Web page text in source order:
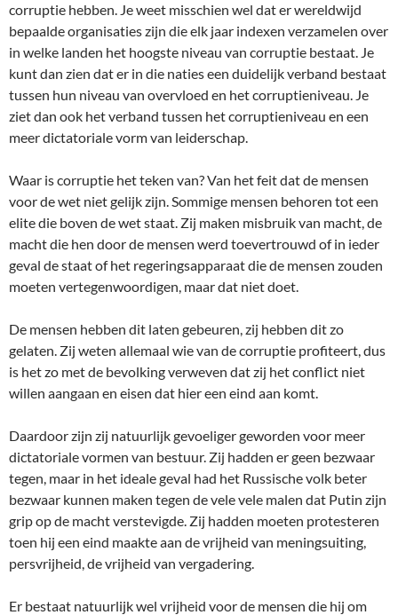
corruptie hebben. Je weet misschien wel dat er wereldwijd
bepaalde organisaties zijn die elk jaar indexen verzamelen over
in welke landen het hoogste niveau van corruptie bestaat. Je
kunt dan zien dat er in die naties een duidelijk verband bestaat
tussen hun niveau van overvloed en het corruptieniveau. Je
ziet dan ook het verband tussen het corruptieniveau en een
meer dictatoriale vorm van leiderschap.
Waar is corruptie het teken van? Van het feit dat de mensen
voor de wet niet gelijk zijn. Sommige mensen behoren tot een
elite die boven de wet staat. Zij maken misbruik van macht, de
macht die hen door de mensen werd toevertrouwd of in ieder
geval de staat of het regeringsapparaat die de mensen zouden
moeten vertegenwoordigen, maar dat niet doet.
De mensen hebben dit laten gebeuren, zij hebben dit zo
gelaten. Zij weten allemaal wie van de corruptie profiteert, dus
is het zo met de bevolking verweven dat zij het conflict niet
willen aangaan en eisen dat hier een eind aan komt.
Daardoor zijn zij natuurlijk gevoeliger geworden voor meer
dictatoriale vormen van bestuur. Zij hadden er geen bezwaar
tegen, maar in het ideale geval had het Russische volk beter
bezwaar kunnen maken tegen de vele vele malen dat Putin zijn
grip op de macht verstevigde. Zij hadden moeten protesteren
toen hij een eind maakte aan de vrijheid van meningsuiting,
persvrijheid, de vrijheid van vergadering.
Er bestaat natuurlijk wel vrijheid voor de mensen die hij om